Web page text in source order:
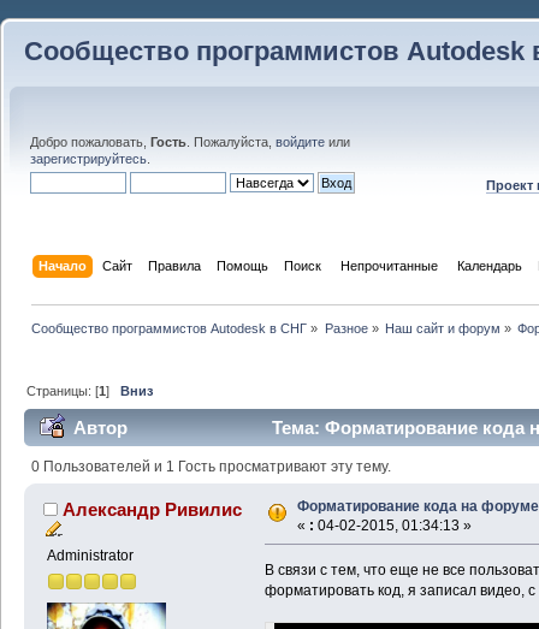
Сообщество программистов Autodesk
Добро пожаловать, Гость . Пожалуйста, войдите или
зарегистрируйтесь
Проект
Начало Сайт Правила Помощь Поиск Непрочитанные Календарь
Сообщество программистов Autodesk в СНГ » Разное» Наш сайт и форум »
Страницы: [1]Вниз
Автор Тема: Форматирование кода
0 Пользователей и 1 Гость просматривают эту тему.
Александр Ривилис
Administrator
Форматирование кода на форуме
« : 04-02-2015, 01:34:13 »
В связи с тем, что еще не все
форматировать код, я записал видео,